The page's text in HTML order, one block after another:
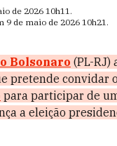
de 2026 10h11.
9 de maio de 2026 10h21.
Bolsonaro (PL-RJ)
pretende convidar
para participar de
a eleição